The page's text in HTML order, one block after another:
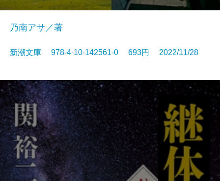
乃南アサ／著
新潮文庫 978-4-10-142561-0 693円 2022/11/28